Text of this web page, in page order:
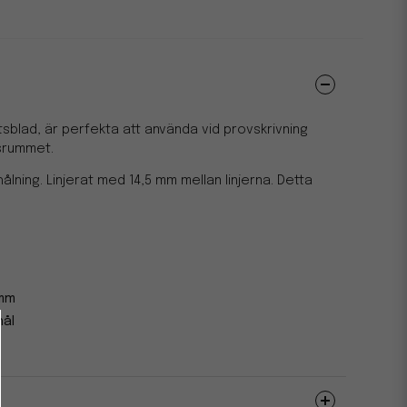
är perfekta att använda vid provskrivning
Linjerat med 14,5 mm mellan linjerna. Detta